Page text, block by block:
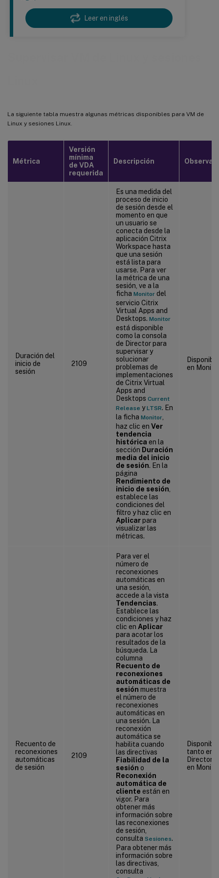
Leer en inglés
La siguiente tabla muestra algunas métricas disponibles para VM de
Linux y sesiones Linux.
Métrica
Versión
mínima
de VDA
requerida
Descripción
Duración del
inicio de
sesión
2109
Es una medida del
proceso de inicio
de sesión desde el
momento en que
un usuario se
conecta desde la
aplicación Citrix
Workspace hasta
que una sesión
está lista para
usarse. Para ver
la métrica de una
sesión, ve a la
ficha Monitor del
servicio Citrix
Virtual Apps and
Desktops. Monitor
está disponible
como la consola
de Director para
supervisar y
solucionar
problemas de
implementaciones
de Citrix Virtual
Apps and
Desktops Current
Release yLTSR. En
la ficha Monitor
haz clic en Ver
tendencia
histórica en la
sección Duración
media del inicio
de sesión. En la
página
Rendimiento de
inicio de sesión
establece las
condiciones del
filtro y haz clic en
Aplicarpara
visualizar las
métricas.
en
Recuento de
reconexiones
automáticas
de sesión
2109
Para ver el
número de
reconexiones
automáticas en
una sesión,
accede a la vista
Tendencias.
Establece las
condiciones y haz
clic en Aplicar
para acotar los
resultados de la
búsqueda. La
columna
Recuento de
reconexiones
automáticas de
sesión muestra
el número de
reconexiones
automáticas en
una sesión. La
reconexión
automática se
habilita cuando
las directivas
Fiabilidad de la
sesión o
Reconexión
automática de
cliente están en
vigor. Para
obtener más
información sobre
las reconexiones
de sesión,
consulta Sesiones.
Para obtener más
información sobre
las directivas,
consulta
Disponible
tanto en
Director
en